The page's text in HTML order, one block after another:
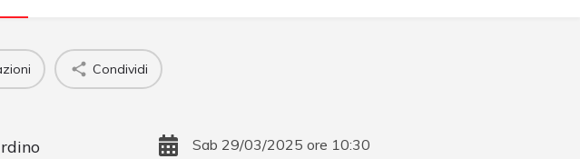
Condividi
Sab 29/03/2025 ore 10:30